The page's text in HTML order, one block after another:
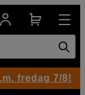
fredag 7/8!